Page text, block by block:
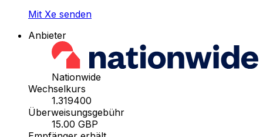
Mit Xe senden
Anbieter
Nationwide
Wechselkurs
1.319400
Überweisungsgebühr
15.00 GBP